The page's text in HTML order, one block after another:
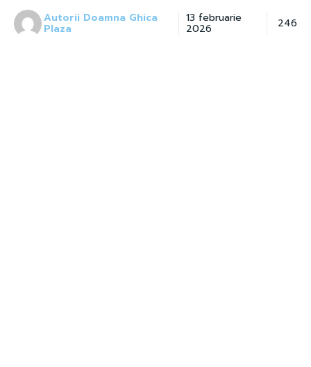
Autorii Doamna Ghica
Plaza
13 februarie
2026 246